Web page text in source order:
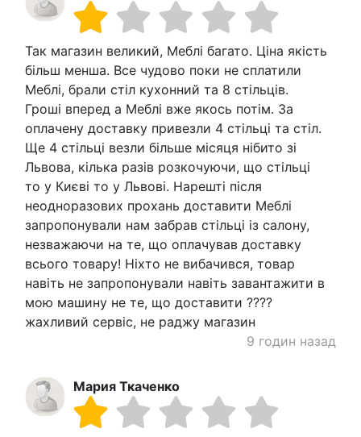
Так магазин великий, Меблі багато. Ціна якість
більш менша. Все чудово поки не сплатили
Меблі, брали стіл кухонний та 8 стільців.
Гроші вперед а Меблі вже якось потім. За
оплачену доставку привезли 4 стільці та стіл.
Ще 4 стільці везли більше місяця нібито зі
Львова, кілька разів розкочуючи, що стільці
то у Києві то у Львові. Нарешті після
неодноразових прохань доставити Меблі
запропонували нам забрав стільці із салону,
незважаючи на те, що оплачував доставку
всього товару! Ніхто не вибачився, товар
навіть не запропонували навіть завантажити в
мою машину не те, що доставити ????
жахливий сервіс, не раджу магазин
9 годин назад
Мария Ткаченко